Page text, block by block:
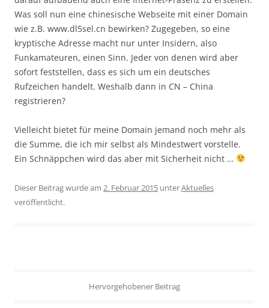
Was soll nun eine chinesische Webseite mit einer Domain
wie z.B. www.dl5sel.cn bewirken? Zugegeben, so eine
kryptische Adresse macht nur unter Insidern, also
Funkamateuren, einen Sinn. Jeder von denen wird aber
sofort feststellen, dass es sich um ein deutsches
Rufzeichen handelt. Weshalb dann in CN – China
registrieren?
Vielleicht bietet für meine Domain jemand noch mehr als
die Summe, die ich mir selbst als Mindestwert vorstelle.
Ein Schnäppchen wird das aber mit Sicherheit nicht …
Dieser Beitrag wurde am 2. Februar 2015 unterAktuelles
veröffentlicht.
Hervorgehobener Beitrag